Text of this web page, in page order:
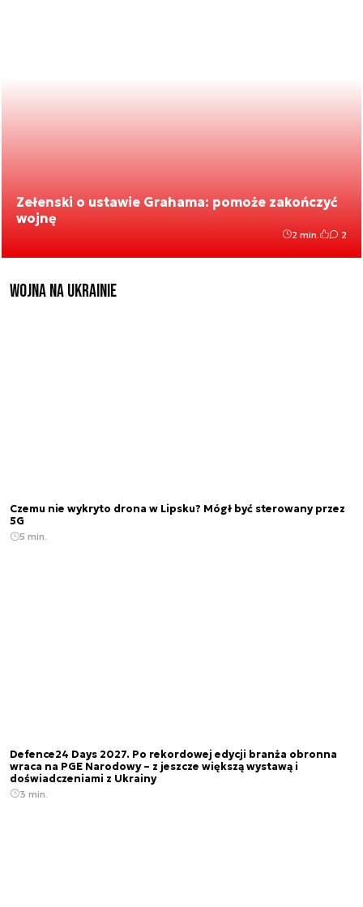
Zełenski o ustawie Grahama: pomoże zakończyć
wojnę
2 min. 2
Wojna na Ukrainie
Czemu nie wykryto drona w Lipsku? Mógł być sterowany przez
5G
5 min.
Defence24 Days 2027. Po rekordowej edycji branża obronna
wraca na PGE Narodowy – z jeszcze większą wystawą i
doświadczeniami z Ukrainy
3 min.